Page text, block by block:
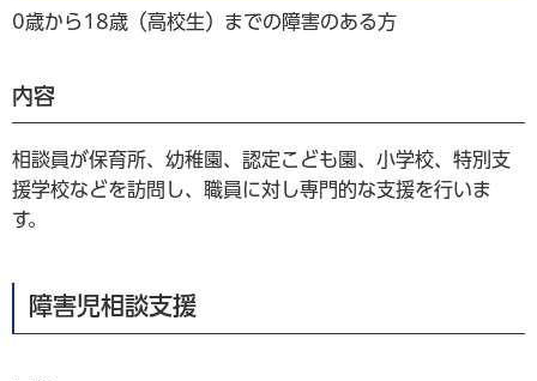
0歳から18歳（高校生）までの障害のある方
内容
相談員が保育所、幼稚園、認定こども園、小学校、特別支
援学校などを訪問し、職員に対し専門的な支援を行いま
す。
障害児相談支援